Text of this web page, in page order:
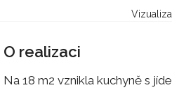
O realizaci
Na 18 m2 vznikla kuchyně s